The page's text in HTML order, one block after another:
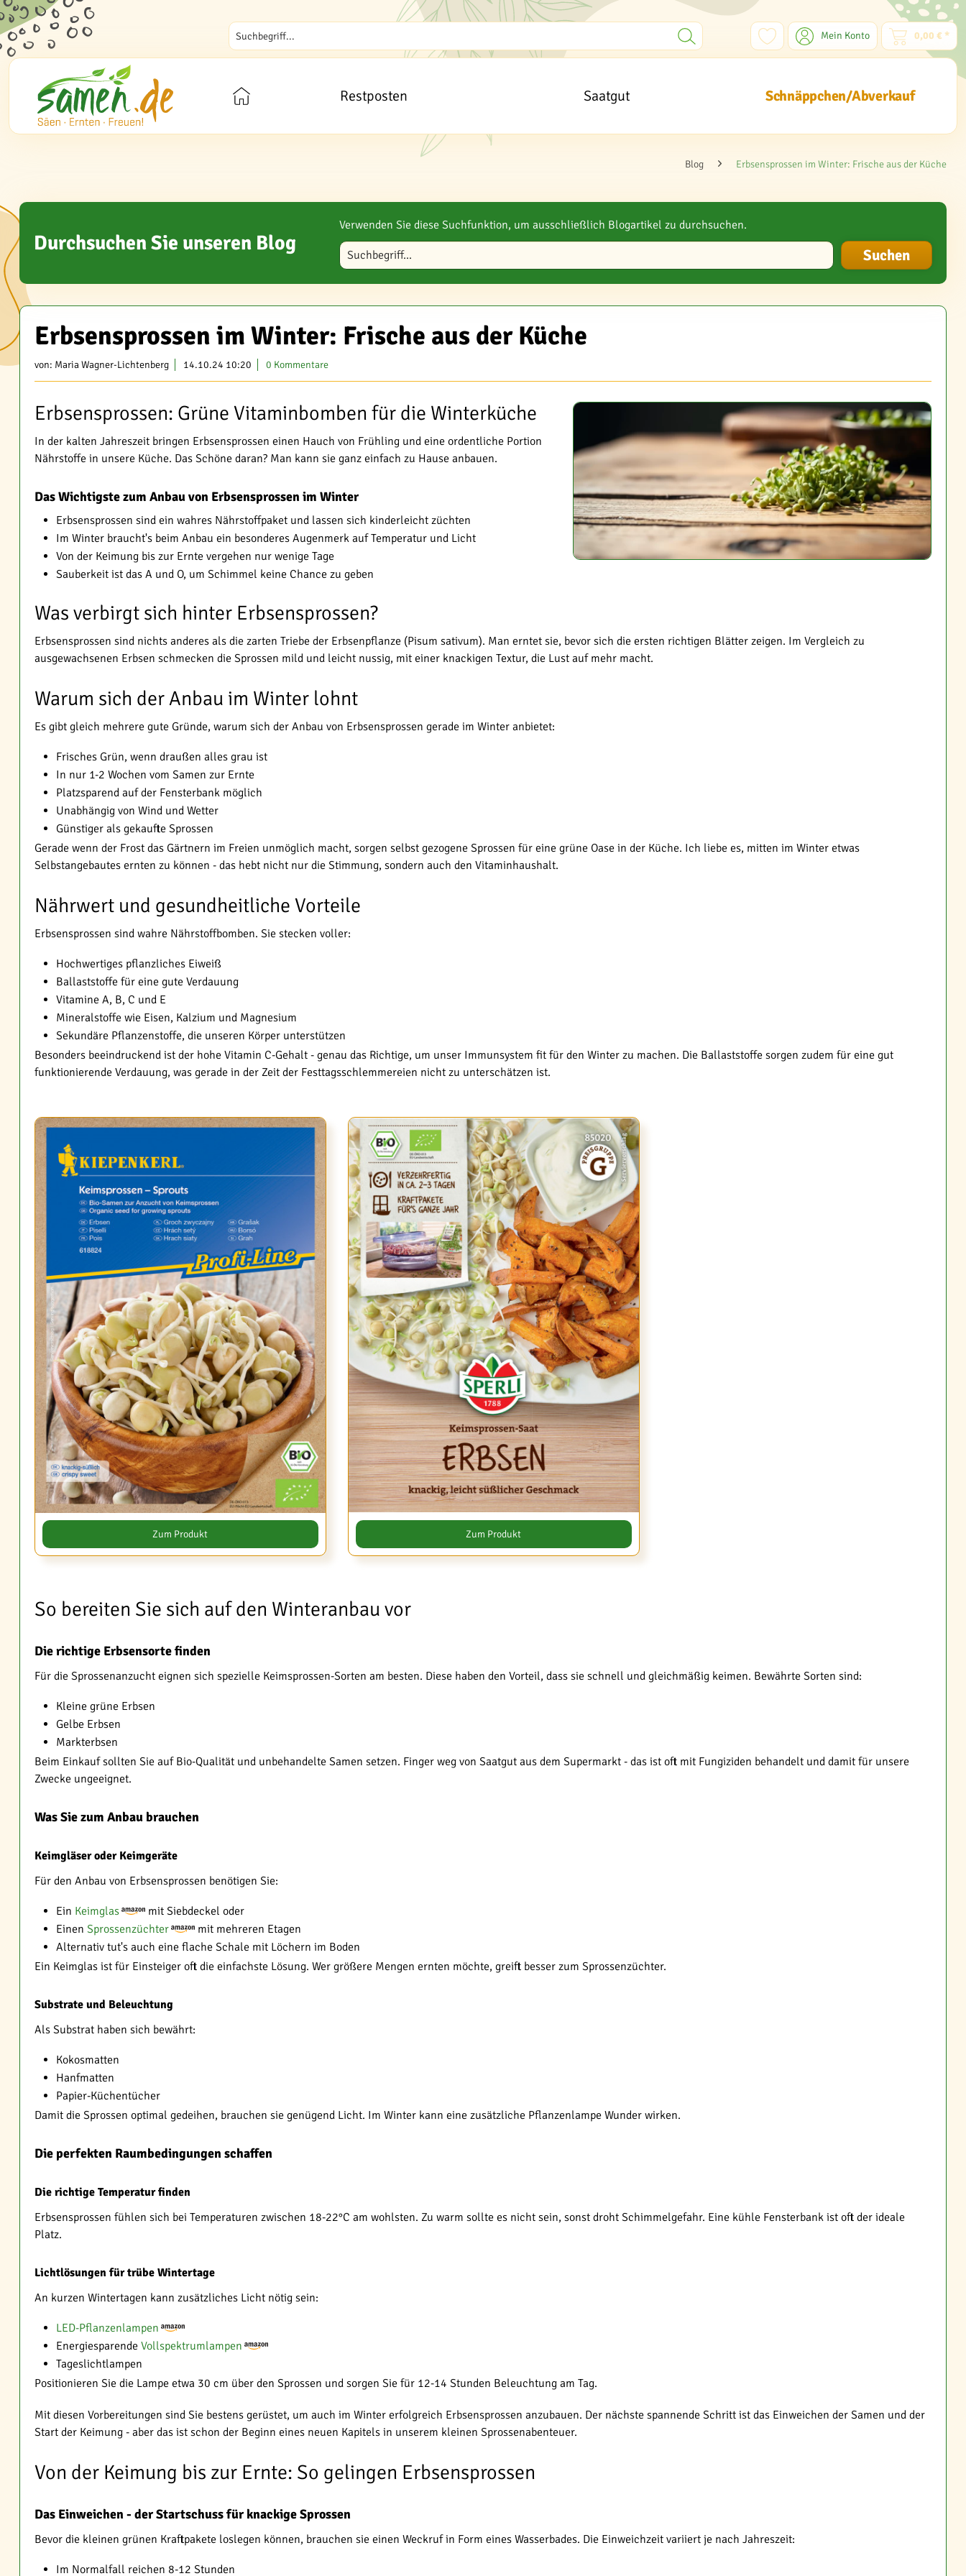
Mein Konto 0,00 € *
Restposten Saatgut Schnäppchen/Abverkauf
Blog Erbsensprossen im Winter: Frische aus der Küche
Durchsuchen Sie unseren Blog
Verwenden Sie diese Suchfunktion, um ausschließlich Blogartikel zu durchsuchen.
Blog durchsuchen
Erbsensprossen im Winter: Frische aus der Küche
von: Maria Wagner-Lichtenberg 14.10.24 10:20 0 Kommentare
Erbsensprossen: Grüne Vitaminbomben für die Winterküche
In der kalten Jahreszeit bringen Erbsensprossen einen Hauch von Frühling und eine ordentliche Portion
Nährstoffe in unsere Küche. Das Schöne daran? Man kann sie ganz einfach zu Hause anbauen.
Das Wichtigste zum Anbau von Erbsensprossen im Winter
Erbsensprossen sind ein wahres Nährstoffpaket und lassen sich kinderleicht züchten
Im Winter braucht's beim Anbau ein besonderes Augenmerk auf Temperatur und Licht
Von der Keimung bis zur Ernte vergehen nur wenige Tage
Sauberkeit ist das A und O, um Schimmel keine Chance zu geben
Was verbirgt sich hinter Erbsensprossen?
Erbsensprossen sind nichts anderes als die zarten Triebe der Erbsenpflanze (Pisum sativum). Man erntet sie, bevor sich die ersten richtigen Blätter zeigen. Im Vergleich zu
ausgewachsenen Erbsen schmecken die Sprossen mild und leicht nussig, mit einer knackigen Textur, die Lust auf mehr macht.
Warum sich der Anbau im Winter lohnt
Es gibt gleich mehrere gute Gründe, warum sich der Anbau von Erbsensprossen gerade im Winter anbietet:
Frisches Grün, wenn draußen alles grau ist
In nur 1-2 Wochen vom Samen zur Ernte
Platzsparend auf der Fensterbank möglich
Unabhängig von Wind und Wetter
Günstiger als gekaufte Sprossen
Gerade wenn der Frost das Gärtnern im Freien unmöglich macht, sorgen selbst gezogene Sprossen für eine grüne Oase in der Küche. Ich liebe es, mitten im Winter etwas
Selbstangebautes ernten zu können - das hebt nicht nur die Stimmung, sondern auch den Vitaminhaushalt.
Nährwert und gesundheitliche Vorteile
Erbsensprossen sind wahre Nährstoffbomben. Sie stecken voller:
Hochwertiges pflanzliches Eiweiß
Ballaststoffe für eine gute Verdauung
Vitamine A, B, C und E
Mineralstoffe wie Eisen, Kalzium und Magnesium
Sekundäre Pflanzenstoffe, die unseren Körper unterstützen
Besonders beeindruckend ist der hohe Vitamin C-Gehalt - genau das Richtige, um unser Immunsystem fit für den Winter zu machen. Die Ballaststoffe sorgen zudem für eine gut
funktionierende Verdauung, was gerade in der Zeit der Festtagsschlemmereien nicht zu unterschätzen ist.
Zum Produkt Zum Produkt
So bereiten Sie sich auf den Winteranbau vor
Die richtige Erbsensorte finden
Für die Sprossenanzucht eignen sich spezielle Keimsprossen-Sorten am besten. Diese haben den Vorteil, dass sie schnell und gleichmäßig keimen. Bewährte Sorten sind:
Kleine grüne Erbsen
Gelbe Erbsen
Markterbsen
Beim Einkauf sollten Sie auf Bio-Qualität und unbehandelte Samen setzen. Finger weg von Saatgut aus dem Supermarkt - das ist oft mit Fungiziden behandelt und damit für unsere
Zwecke ungeeignet.
Was Sie zum Anbau brauchen
Keimgläser oder Keimgeräte
Für den Anbau von Erbsensprossen benötigen Sie:
Ein Keimglas
mit Siebdeckel oder
Einen Sprossenzüchter
mit mehreren Etagen
Alternativ tut's auch eine flache Schale mit Löchern im Boden
Ein Keimglas ist für Einsteiger oft die einfachste Lösung. Wer größere Mengen ernten möchte, greift besser zum Sprossenzüchter.
Substrate und Beleuchtung
Als Substrat haben sich bewährt:
Kokosmatten
Hanfmatten
Papier-Küchentücher
Damit die Sprossen optimal gedeihen, brauchen sie genügend Licht. Im Winter kann eine zusätzliche Pflanzenlampe Wunder wirken.
Die perfekten Raumbedingungen schaffen
Die richtige Temperatur finden
Erbsensprossen fühlen sich bei Temperaturen zwischen 18-22°C am wohlsten. Zu warm sollte es nicht sein, sonst droht Schimmelgefahr. Eine kühle Fensterbank ist oft der ideale
Platz.
Lichtlösungen für trübe Wintertage
An kurzen Wintertagen kann zusätzliches Licht nötig sein:
LED-Pflanzenlampen
Energiesparende Vollspektrumlampen
Tageslichtlampen
Positionieren Sie die Lampe etwa 30 cm über den Sprossen und sorgen Sie für 12-14 Stunden Beleuchtung am Tag.
Mit diesen Vorbereitungen sind Sie bestens gerüstet, um auch im Winter erfolgreich Erbsensprossen anzubauen. Der nächste spannende Schritt ist das Einweichen der Samen und der
Start der Keimung - aber das ist schon der Beginn eines neuen Kapitels in unserem kleinen Sprossenabenteuer.
Von der Keimung bis zur Ernte: So gelingen Erbsensprossen
Das Einweichen - der Startschuss für knackige Sprossen
Bevor die kleinen grünen Kraftpakete loslegen können, brauchen sie einen Weckruf in Form eines Wasserbades. Die Einweichzeit variiert je nach Jahreszeit:
Im Normalfall reichen 8-12 Stunden